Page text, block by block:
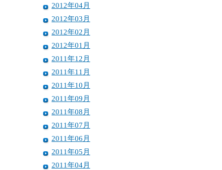
2012年04月
2012年03月
2012年02月
2012年01月
2011年12月
2011年11月
2011年10月
2011年09月
2011年08月
2011年07月
2011年06月
2011年05月
2011年04月